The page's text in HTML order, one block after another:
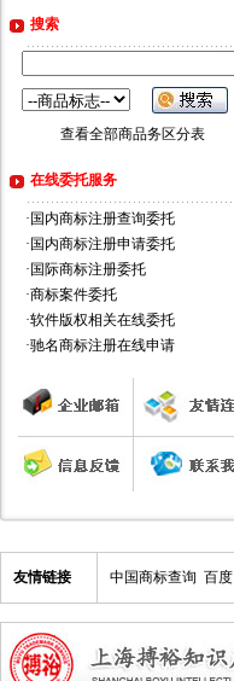
搜索
查看全部商品务区分表
在线委托服务
· 国内商标注册查询委托
· 国内商标注册申请委托
· 国际商标注册委托
·商标案件委托
·软件版权相关在线委托
·驰名商标注册在线申请
友情链接 中国商标查询 百度